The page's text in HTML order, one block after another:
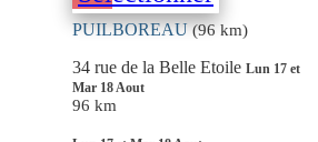
PUILBOREAU(96 km)
34 rue de la Belle Etoile Lun 17 et
Mar 18 Aout
96 km